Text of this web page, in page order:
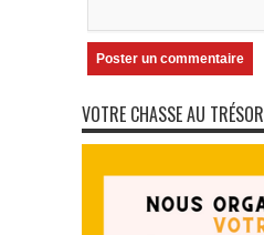
VOTRE CHASSE AU TRÉSOR